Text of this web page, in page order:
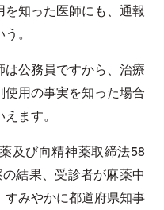
知った医師にも、通報
。
は公務員ですから、治療
用の事実を知った場合
ます。
及び向精神薬取締法58
結果、受診者が麻薬中
みやかに都道府県知事